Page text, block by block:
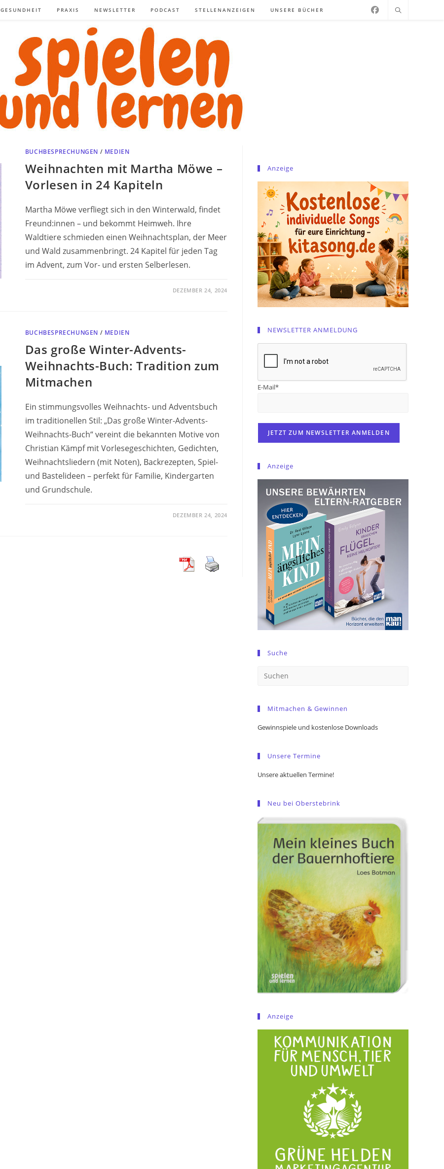
GESUNDHEIT PRAXIS NEWSLETTER PODCAST STELLENANZEIGEN UNSERE BÜCHER
BUCHBESPRECHUNGEN / MEDIEN
Weihnachten mit Martha Möwe –
Vorlesen in 24 Kapiteln
Martha Möwe verfliegt sich in den Winterwald, findet
Freund:innen – und bekommt Heimweh. Ihre
Waldtiere schmieden einen Weihnachtsplan, der Meer
und Wald zusammenbringt. 24 Kapitel für jeden Tag
im Advent, zum Vor- und ersten Selberlesen.
DEZEMBER 24, 2024
BUCHBESPRECHUNGEN / MEDIEN
Das große Winter-Advents-
Weihnachts-Buch: Tradition zum
Mitmachen
Ein stimmungsvolles Weihnachts- und Adventsbuch
im traditionellen Stil: „Das große Winter-Advents-
Weihnachts-Buch“ vereint die bekannten Motive von
Christian Kämpf mit Vorlesegeschichten, Gedichten,
Weihnachtsliedern (mit Noten), Backrezepten, Spiel-
und Bastelideen – perfekt für Familie, Kindergarten
und Grundschule.
DEZEMBER 24, 2024
Anzeige
NEWSLETTER ANMELDUNG
E-Mail*
Anzeige
Suche
Mitmachen & Gewinnen
Gewinnspiele und kostenlose Downloads
Unsere Termine
Unsere aktuellen Termine!
Neu bei Oberstebrink
Anzeige